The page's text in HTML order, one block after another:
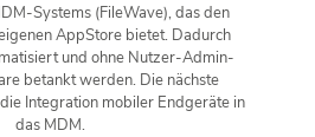
Systems (FileWave), das den
AppStore bietet. Dadurch
und ohne Nutzer-Admin-
betankt werden. Die nächste
Integration mobiler Endgeräte in
das MDM.